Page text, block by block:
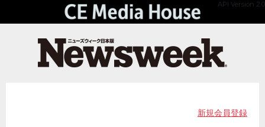
API Version 2.0
新規会員登録